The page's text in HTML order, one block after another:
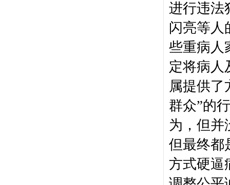
进行违法
闪亮等人
些重病人
定将病人
属提供了
群众”的
为，但并
但最终都
方式硬逼